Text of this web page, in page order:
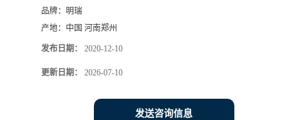
品牌： 明瑞
产地： 中国 河南郑州
发布日期： 2020-12-10
更新日期： 2026-07-10
发送咨询信息